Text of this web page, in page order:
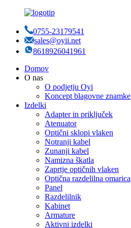
0755-23179541
sales@oyii.net
8618926041961
Domov
O nas
O podjetju Oyi
Koncept blagovne znamke
Izdelki
Adapter in priključek
Atenuator
Optični sklopi vlaken
Notranji kabel
Zunanji kabel
Namizna škatla
Zaprtje optičnih vlaken
Optična razdelilna omarica
Panel
Razdelilnik
Kabinet
Armature
Aktivni izdelki